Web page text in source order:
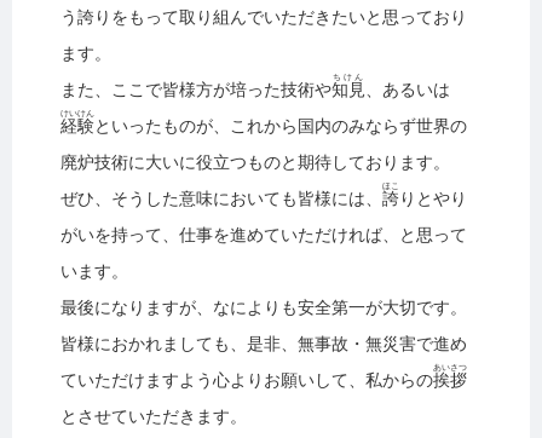
う誇りをもって取り組んでいただきたいと思っており
ます。
また、ここで皆様方が培った技術や知見
ちけん
、あるいは
経験
けいけん
といったものが、これから国内のみならず世界の
廃炉技術に大いに役立つものと期待しております。
ぜひ、そうした意味においても皆様には、 誇
ほこ
りとやり
がいを持って、仕事を進めていただければ、と思って
います。
最後になりますが、なによりも安全第一が大切です。
皆様におかれましても、是非、無事故・無災害で進め
ていただけますよう心よりお願いして、私からの挨拶
あいさつ
とさせていただきます。